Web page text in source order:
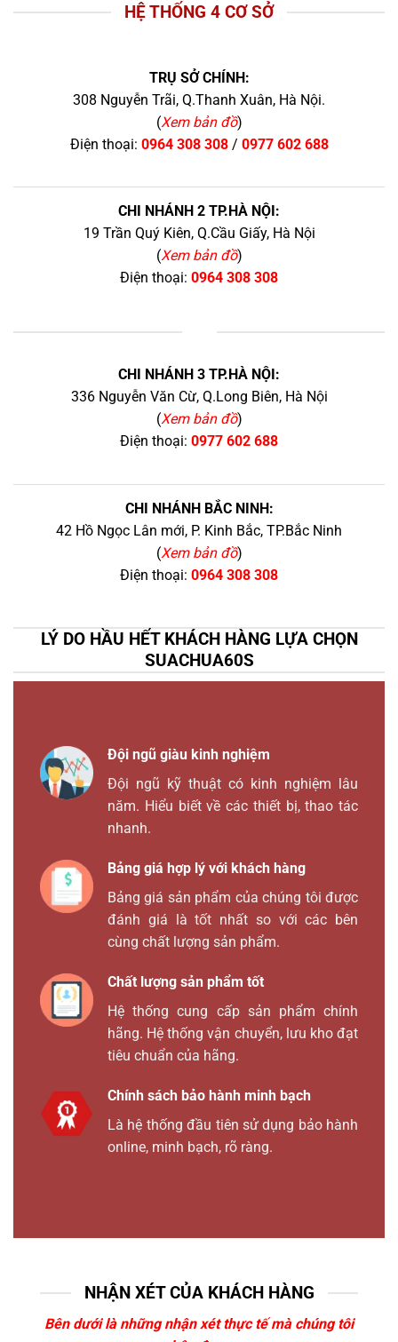
HỆ THỐNG 4 CƠ SỞ
TRỤ SỞ CHÍNH:
308 Nguyễn Trãi, Q.Thanh Xuân, Hà Nội.
(Xem bản đồ)
Điện thoại: 0964 308 308/ 0977 602 688
CHI NHÁNH 2 TP.HÀ NỘI:
19 Trần Quý Kiên, Q.Cầu Giấy, Hà Nội
(Xem bản đồ)
Điện thoại: 0964 308 308
CHI NHÁNH 3 TP.HÀ NỘI:
336 Nguyễn Văn Cừ, Q.Long Biên, Hà Nội
(Xem bản đồ)
Điện thoại: 0977 602 688
CHI NHÁNH BẮC NINH:
42 Hồ Ngọc Lân mới, P. Kinh Bắc, TP.Bắc Ninh
(Xem bản đồ)
Điện thoại: 0964 308 308
LÝ DO HẦU HẾT KHÁCH HÀNG LỰA CHỌN
SUACHUA60S
Đội ngũ giàu kinh nghiệm
Đội ngũ kỹ thuật có kinh nghiệm lâu
năm. Hiểu biết về các thiết bị, thao tác
nhanh.
Bảng giá hợp lý với khách hàng
Bảng giá sản phẩm của chúng tôi được
đánh giá là tốt nhất so với các bên
cùng chất lượng sản phẩm.
Chất lượng sản phẩm tốt
Hệ thống cung cấp sản phẩm chính
hãng. Hệ thống vận chuyển, lưu kho đạt
tiêu chuẩn của hãng.
Chính sách bảo hành minh bạch
Là hệ thống đầu tiên sử dụng bảo hành
online, minh bạch, rõ ràng.
NHẬN XÉT CỦA KHÁCH HÀNG
Bên dưới là những nhận xét thực tế mà chúng tôi